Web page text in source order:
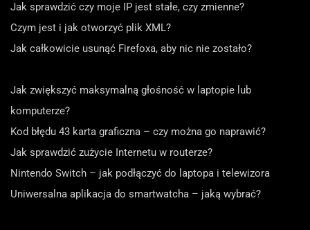
Jak sprawdzić czy moje IP jest stałe, czy zmienne?
Czym jest i jak otworzyć plik XML?
Jak całkowicie usunąć Firefoxa, aby nic nie zostało?
Jak zwiększyć maksymalną głośność w laptopie lub
komputerze?
Kod błędu 43 karta graficzna – czy można go naprawić?
Jak sprawdzić zużycie Internetu w routerze?
Nintendo Switch – jak podłączyć do laptopa i telewizora
Uniwersalna aplikacja do smartwatcha – jaką wybrać?